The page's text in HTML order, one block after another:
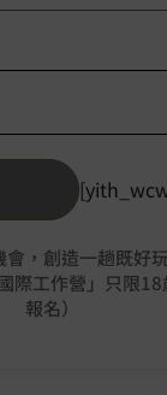
，創造一趟既好
際工作營」只限
報名）